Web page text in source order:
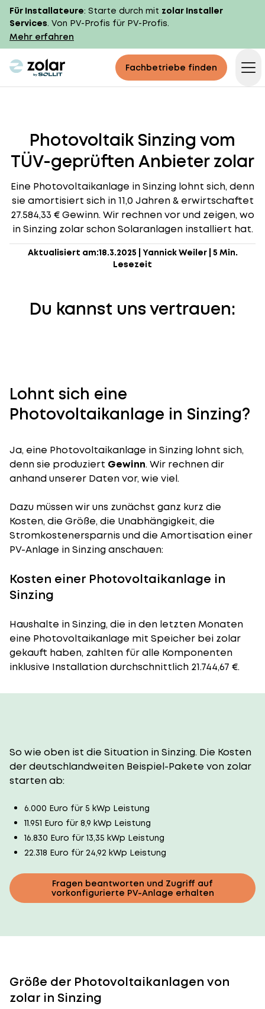
Für Installateure: Starte durch mit zolar Installer
Services. Von PV-Profis für PV-Profis.
Mehr erfahren
zolar logo Fachbetriebe finden
Photovoltaik Sinzing vom
TÜV-geprüften Anbieter zolar
Eine Photovoltaikanlage in Sinzing lohnt sich, denn
sie amortisiert sich in 11,0 Jahren & erwirtschaftet
27.584,33 € Gewinn. Wir rechnen vor und zeigen, wo
in Sinzing zolar schon Solaranlagen installiert hat.
Aktualisiert am:18.3.2025 Yannick Weiler| 5 Min.
Lesezeit
Du kannst uns vertrauen:
Lohnt sich eine
Photovoltaikanlage in Sinzing?
Ja, eine Photovoltaikanlage in Sinzing lohnt sich,
denn sie produziert Gewinn. Wir rechnen dir
anhand unserer Daten vor, wie viel.
Dazu müssen wir uns zunächst ganz kurz die
Kosten, die Größe, die Unabhängigkeit, die
Stromkostenersparnis und die Amortisation einer
PV-Anlage in Sinzing anschauen:
Kosten einer Photovoltaikanlage in
Sinzing
Haushalte in Sinzing, die in den letzten Monaten
eine Photovoltaikanlage mit Speicher bei zolar
gekauft haben, zahlten für alle Komponenten
inklusive Installation durchschnittlich 21.744,67 €.
So wie oben ist die Situation in Sinzing. Die Kosten
der deutschlandweiten Beispiel-Pakete von zolar
starten ab:
6.000 Euro für 5 kWp Leistung
11.951 Euro für 8,9 kWp Leistung
16.830 Euro für 13,35 kWp Leistung
22.318 Euro für 24,92 kWp Leistung
Fragen beantworten und Zugriff auf
vorkonfigurierte PV-Anlage erhalten
Größe der Photovoltaikanlagen von
zolar in Sinzing